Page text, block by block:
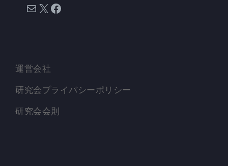
メール X Facebook
運営会社
研究会プライバシーポリシー
研究会会則